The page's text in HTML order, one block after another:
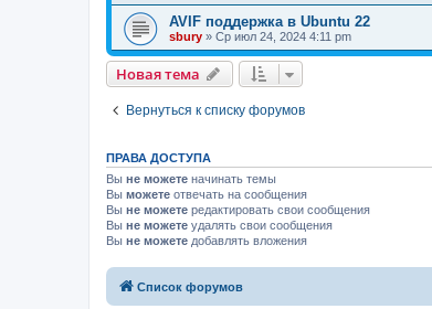
AVIF поддержка в Ubuntu 22
sbury » Ср июл 24, 2024 4:11 pm
Новая тема
Вернуться к списку форумов
ПРАВА ДОСТУПА
Вы не можете начинать темы
Вы можете отвечать на сообщения
Вы не можете редактировать свои сообщения
Вы не можете удалять свои сообщения
Вы не можете добавлять вложения
Список форумов